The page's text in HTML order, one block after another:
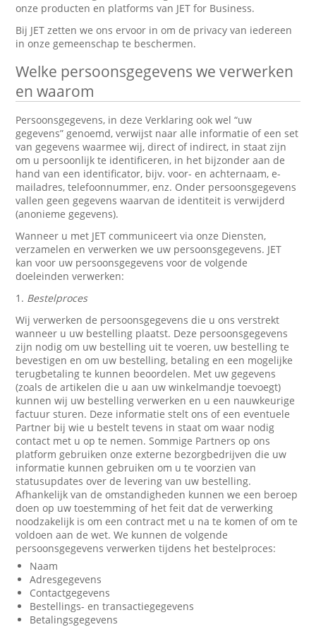
onze producten en platforms van JET for Business.
Bij JET zetten we ons ervoor in om de privacy van iedereen
in onze gemeenschap te beschermen.
Welke persoonsgegevens we verwerken
en waarom
Persoonsgegevens, in deze Verklaring ook wel “uw
gegevens” genoemd, verwijst naar alle informatie of een set
van gegevens waarmee wij, direct of indirect, in staat zijn
om u persoonlijk te identificeren, in het bijzonder aan de
hand van een identificator, bijv. voor- en achternaam, e-
mailadres, telefoonnummer, enz. Onder persoonsgegevens
vallen geen gegevens waarvan de identiteit is verwijderd
(anonieme gegevens).
Wanneer u met JET communiceert via onze Diensten,
verzamelen en verwerken we uw persoonsgegevens. JET
kan voor uw persoonsgegevens voor de volgende
doeleinden verwerken:
1. Bestelproces
Wij verwerken de persoonsgegevens die u ons verstrekt
wanneer u uw bestelling plaatst. Deze persoonsgegevens
zijn nodig om uw bestelling uit te voeren, uw bestelling te
bevestigen en om uw bestelling, betaling en een mogelijke
terugbetaling te kunnen beoordelen. Met uw gegevens
(zoals de artikelen die u aan uw winkelmandje toevoegt)
kunnen wij uw bestelling verwerken en u een nauwkeurige
factuur sturen. Deze informatie stelt ons of een eventuele
Partner bij wie u bestelt tevens in staat om waar nodig
contact met u op te nemen. Sommige Partners op ons
platform gebruiken onze externe bezorgbedrijven die uw
informatie kunnen gebruiken om u te voorzien van
statusupdates over de levering van uw bestelling.
Afhankelijk van de omstandigheden kunnen we een beroep
doen op uw toestemming of het feit dat de verwerking
noodzakelijk is om een contract met u na te komen of om te
voldoen aan de wet. We kunnen de volgende
persoonsgegevens verwerken tijdens het bestelproces:
Naam
Adresgegevens
Contactgegevens
Bestellings- en transactiegegevens
Betalingsgegevens